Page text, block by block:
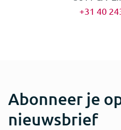
+31 40
Abonneer je
nieuwsbrief